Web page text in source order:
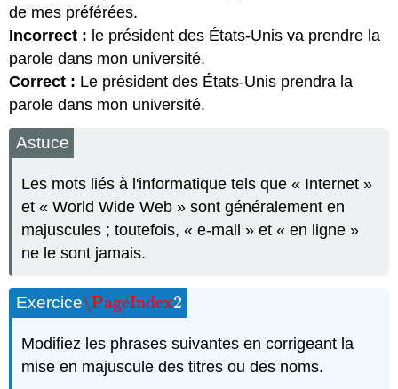
de mes préférées.
Incorrect : le président des États-Unis va prendre la
parole dans mon université.
Correct : Le président des États-Unis prendra la
parole dans mon université.
Astuce
Les mots liés à l'informatique tels que « Internet »
et « World Wide Web » sont généralement en
majuscules ; toutefois, « e-mail » et « en ligne »
ne le sont jamais.
Exercice\PageIndex2
\PageIndex2
Modifiez les phrases suivantes en corrigeant la
mise en majuscule des titres ou des noms.